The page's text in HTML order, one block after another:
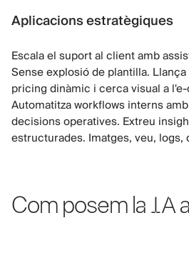
Aplicacions estratègiques
Escala el suport al client amb
Sense explosió de plantilla.
pricing dinàmic i cerca visual a
Automatitza workflows interns
decisions operatives. Extreu
estructurades. Imatges, veu, logs,
Com posem la IA